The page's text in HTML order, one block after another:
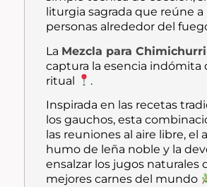
liturgia sagrada que reúne a
personas alrededor del
La Mezcla para
captura la esencia indómita
ritual
.
Inspirada en las recetas
los gauchos, esta
las reuniones al aire libre, el
humo de leña noble y la
ensalzar los jugos naturales
mejores carnes del mundo